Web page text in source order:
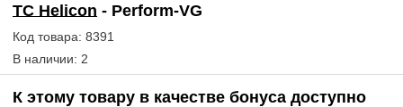
TC Helicon - Perform-VG
Код товара: 8391
В наличии: 2
К этому товару в качестве бонуса доступно